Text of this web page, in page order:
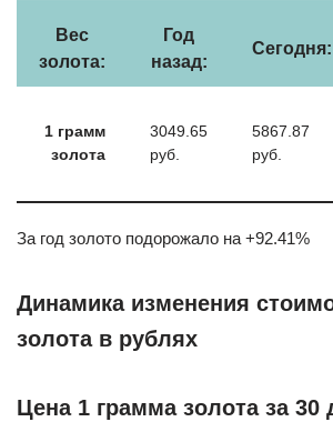
Вес
золота:
Год
назад:
Сегодня:
1 грамм
золота
3049.65
руб.
5867.87
руб.
За год золото подорожало на +92.41%
Динамика изменения
золота в рублях
Цена 1 грамма золота за 30